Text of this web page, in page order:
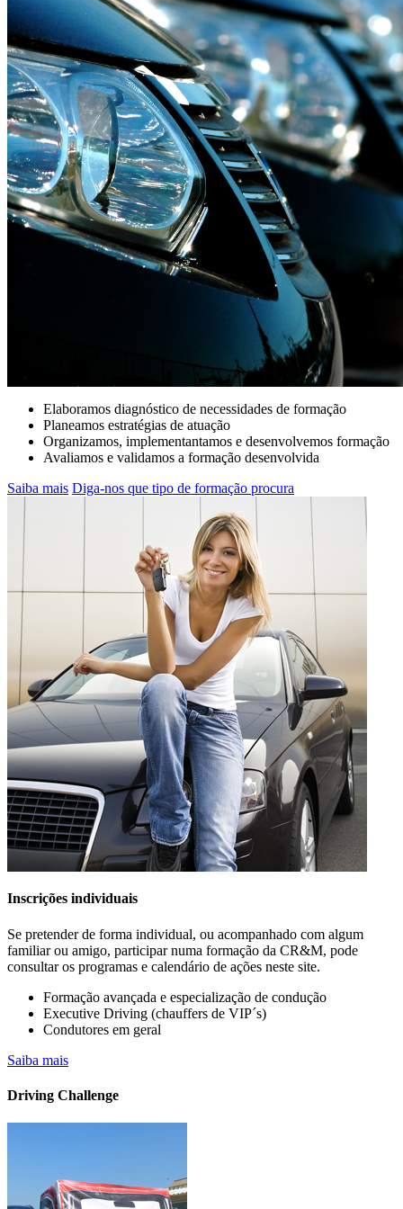
CONDUÇÃO DE VIATURAS
ELÉTRICAS E PHEV
SAIBA MAIS AQUI....Em parceria com a Academia Brisa
de Condução, a CR&M iniciou o processo de formação
dos condutores de viaturas elétricas da frota Controlauto
JÁ SÓ TEM 5 PONTOS NA CARTA? O
QUE FAZER….
SAIBA MAIS AQUI... Inscreva-se na CR&M para
a ação de formação de Segurança Rodoviária
ANSR que inclui módulos práticos !
A sua empresa já possui veículos elétricos
na frota?
Saiba mais….. CONHEÇA OS CURSOS PARA CONDUTORES
Elaboramos diagnóstico de necessidades de formação
Planeamos estratégias de atuação
Organizamos, implementantamos e desenvolvemos formação
Avaliamos e validamos a formação desenvolvida
Saiba mais Diga-nos que tipo de formação procura
Inscrições individuais
Se pretender de forma individual, ou acompanhado com algum
familiar ou amigo, participar numa formação da CR&M, pode
consultar os programas e calendário de ações neste site.
Formação avançada e especialização de condução
Executive Driving (chauffers de VIP´s)
Condutores em geral
Saiba mais
Driving Challenge